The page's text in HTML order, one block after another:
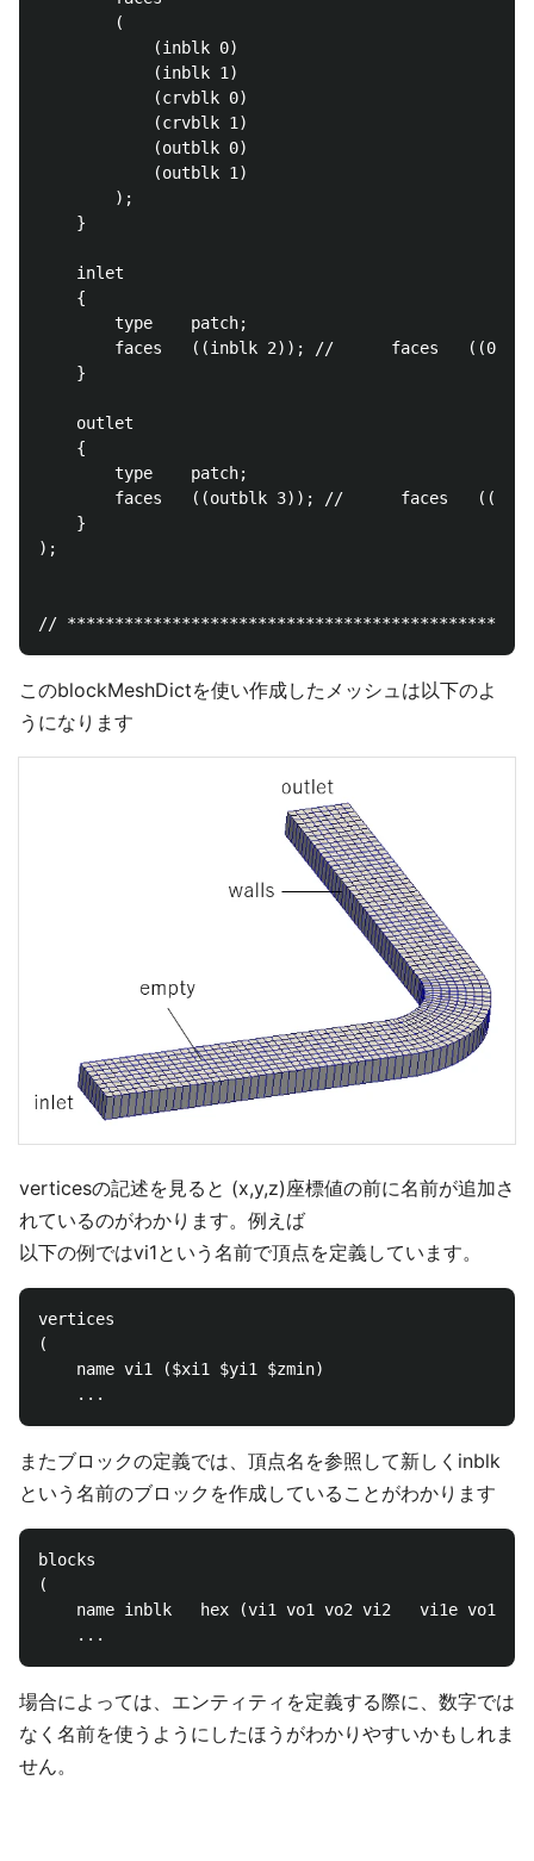
        (
            (inblk 0)
            (inblk 1)
            (crvblk 0)
            (crvblk 1)
            (outblk 0)
            (outblk 1)
        );
    }
    inlet
    {
        type    patch;
faces   ((inblk 2)); //      faces   ((0 4
    }
    outlet
    {
        type    patch;
faces   ((outblk 3)); //      faces   ((7 3
    }
);
このblockMeshDictを使い作成したメッシュは以下のよ
うになります
verticesの記述を見ると (x,y,z)座標値の前に名前が追加さ
れているのがわかります。例えば
以下の例ではvi1という名前で頂点を定義しています。
vertices
(
    name vi1 ($xi1 $yi1 $zmin)
またブロックの定義では、頂点名を参照して新しくinblk
という名前のブロックを作成していることがわかります
blocks
(
name inblk   hex (vi1 vo1 vo2 vi2   vi1e vo1e
場合によっては、エンティティを定義する際に、数字では
なく名前を使うようにしたほうがわかりやすいかもしれま
せん。